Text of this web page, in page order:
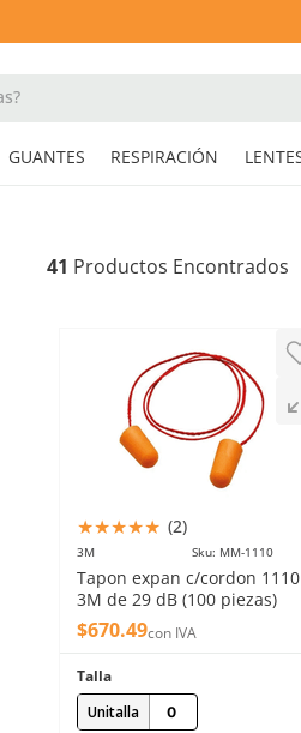
41
★★★★★ (2)
3M Sku: MM-1110
Tapon expan c/cordon 1110
3M de 29 dB (100 piezas)
$670.49con IVA
Talla
Unitalla